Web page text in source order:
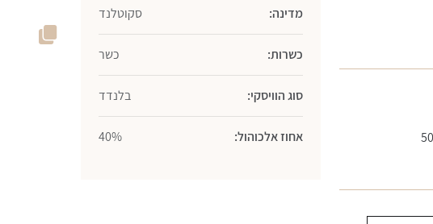
מדינה: סקוטלנד
כשרות: כשר
סוג הוויסקי: בלנדד
אחוז אלכוהול: 40%